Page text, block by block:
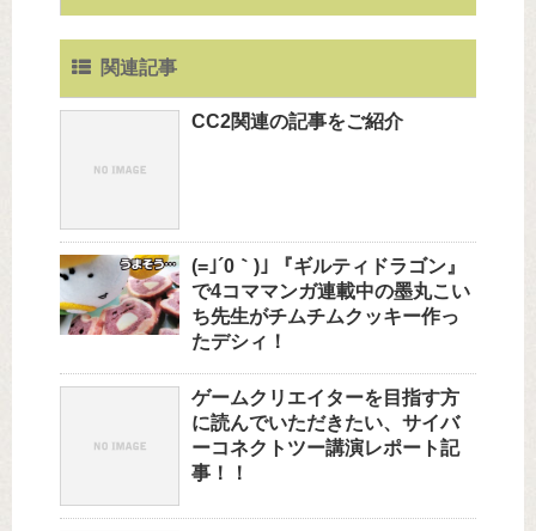
関連記事
CC2関連の記事をご紹介
(=｣´0｀)｣ 『ギルティドラゴン』
で4コママンガ連載中の墨丸こい
ち先生がチムチムクッキー作っ
たデシィ！
ゲームクリエイターを目指す方
に読んでいただきたい、サイバ
ーコネクトツー講演レポート記
事！！